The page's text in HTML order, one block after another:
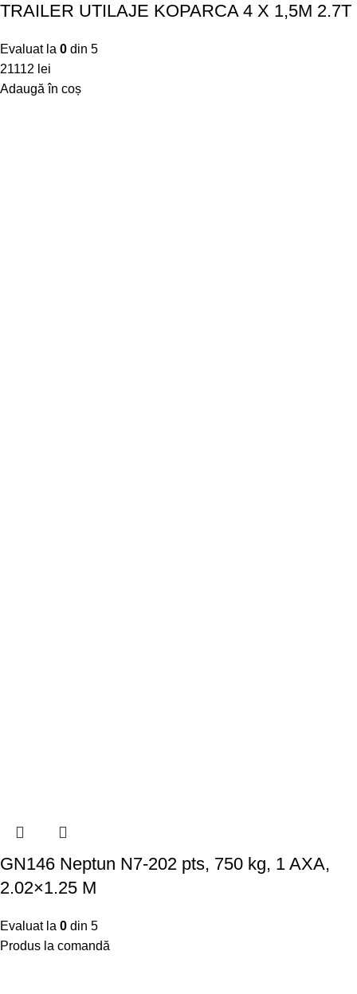
TRAILER UTILAJE KOPARCA 4 X 1,5M 2.7T
Evaluat la 0 din 5
21112 lei
Adaugă în coș
GN146 Neptun N7-202 pts, 750 kg, 1 AXA,
2.02×1.25 M
Evaluat la 0 din 5
Produs la comandă